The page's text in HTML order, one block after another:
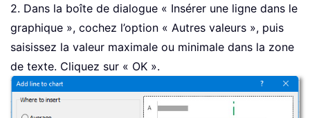
2. Dans la boîte de dialogue « Insérer une ligne dans le
graphique », cochez l’option « Autres valeurs », puis
saisissez la valeur maximale ou minimale dans la zone
de texte. Cliquez sur « OK ».